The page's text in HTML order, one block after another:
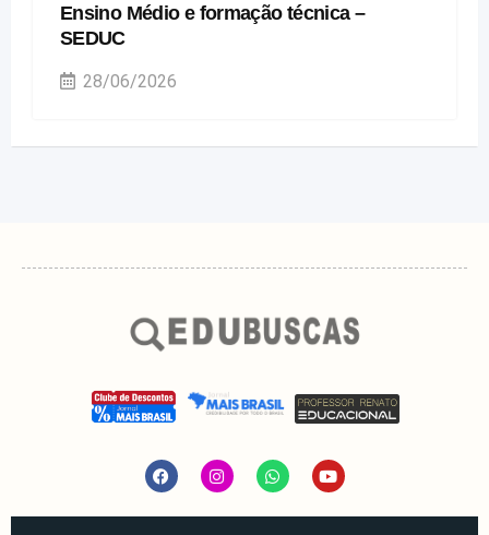
Ensino Médio e formação técnica –
SEDUC
28/06/2026